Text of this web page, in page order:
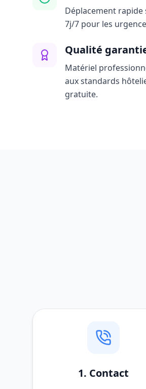
Déplacement
7j/7 pour les
Qualité
Matériel
aux standards
gratuite.
1. Contact